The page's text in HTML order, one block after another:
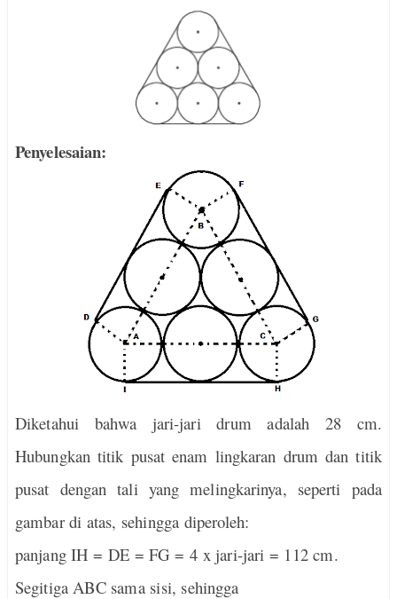
Penyelesaian:
Diketahui bahwa jari-jari drum adalah 28 cm.
Hubungkan titik pusat enam lingkaran drum dan titik
pusat dengan tali yang melingkarinya, seperti pada
gambar di atas, sehingga diperoleh:
panjang IH = DE = FG = 4 xjari-jari = 112 cm.
Segitiga ABC sama sisi, sehingga